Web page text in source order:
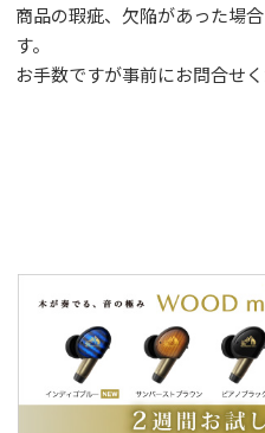
商品の瑕疵、欠陥があった場
す。
お手数ですが事前にお問合せ